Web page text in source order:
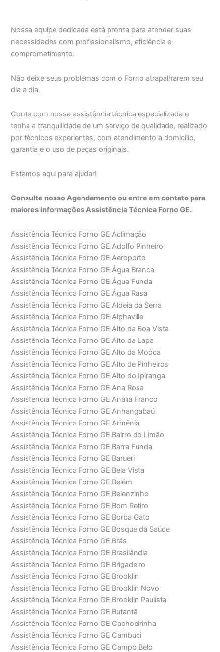
Nossa equipe dedicada está pronta para atender suas
necessidades com profissionalismo, eficiência e
comprometimento.
Não deixe seus problemas com o Forno atrapalharem seu
dia a dia.
Conte com nossa assistência técnica especializada e
tenha a tranquilidade de um serviço de qualidade, realizado
por técnicos experientes, com atendimento a domicílio,
garantia e o uso de peças originais.
Estamos aqui para ajudar!
Consulte nosso Agendamento ou entre em contato para
maiores informações Assistência Técnica Forno GE.
Assistência Técnica Forno GE Aclimação
Assistência Técnica Forno GE Adolfo Pinheiro
Assistência Técnica Forno GE Aeroporto
Assistência Técnica Forno GE Água Branca
Assistência Técnica Forno GE Água Funda
Assistência Técnica Forno GE Água Rasa
Assistência Técnica Forno GE Aldeia da Serra
Assistência Técnica Forno GE Alphaville
Assistência Técnica Forno GE Alto da Boa Vista
Assistência Técnica Forno GE Alto da Lapa
Assistência Técnica Forno GE Alto da Moóca
Assistência Técnica Forno GE Alto de Pinheiros
Assistência Técnica Forno GE Alto do Ipiranga
Assistência Técnica Forno GE Ana Rosa
Assistência Técnica Forno GE Anália Franco
Assistência Técnica Forno GE Anhangabaú
Assistência Técnica Forno GE Armênia
Assistência Técnica Forno GE Bairro do Limão
Assistência Técnica Forno GE Barra Funda
Assistência Técnica Forno GE Barueri
Assistência Técnica Forno GE Bela Vista
Assistência Técnica Forno GE Belém
Assistência Técnica Forno GE Belenzinho
Assistência Técnica Forno GE Bom Retiro
Assistência Técnica Forno GE Borba Gato
Assistência Técnica Forno GE Bosque da Saúde
Assistência Técnica Forno GE Brás
Assistência Técnica Forno GE Brasilândia
Assistência Técnica Forno GE Brigadeiro
Assistência Técnica Forno GE Brooklin
Assistência Técnica Forno GE Brooklin Novo
Assistência Técnica Forno GE Brooklin Paulista
Assistência Técnica Forno GE Butantã
Assistência Técnica Forno GE Cachoeirinha
Assistência Técnica Forno GE Cambuci
Assistência Técnica Forno GE Campo Belo